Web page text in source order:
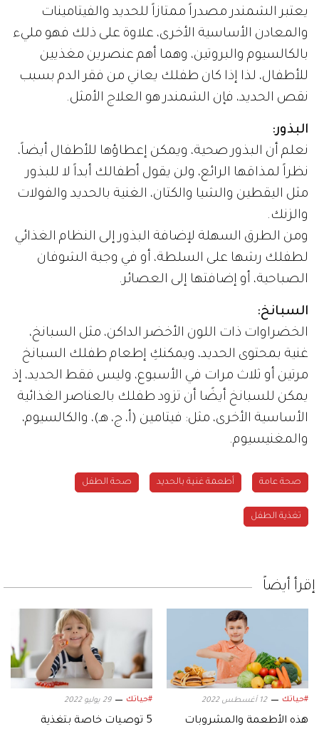
يعتبر الشمندر مصدراً ممتازاً للحديد والفيتامينات
والمعادن الأساسية الأخرى، علاوة على ذلك فهو مليء
بالكالسيوم والبروتين، وهما أهم عنصرين مغذيين
للأطفال، لذا إذا كان طفلك يعاني من فقر الدم بسبب
نقص الحديد، فإن الشمندر هو العلاج الأمثل.
البذور:
نعلم أن البذور صحية، ويمكن إعطاؤها للأطفال أيضاً،
نظراً لمذاقها الرائع، ولن يقول أطفالك أبداً لا للبذور
مثل اليقطين والشيا والكتان، الغنية بالحديد والفولات
والزنك.
ومن الطرق السهلة لإضافة البذور إلى النظام الغذائي
لطفلك رشها على السلطة، أو في وجبة الشوفان
الصباحية، أو إضافتها إلى العصائر.
السبانخ:
الخضراوات ذات اللون الأخضر الداكن، مثل السبانخ،
غنية بمحتوى الحديد، ويمكنكِ إطعام طفلك السبانخ
مرتين أو ثلاث مرات في الأسبوع، وليس فقط الحديد، إذ
يمكن للسبانخ أيضًا أن تزود طفلك بالعناصر الغذائية
الأساسية الأخرى، مثل: فيتامين (أ، ج، هـ)، والكالسيوم،
والمغنيسيوم.
صحة عامة أطعمة غنية بالحديد صحة الطفل
تغذية الطفل
إقرأ أيضاً
#حياتك 12 أغسطس 2022
هذه الأطعمة والمشروبات
#حياتك 29 يوليو 2022
5 توصيات خاصة بتغذية